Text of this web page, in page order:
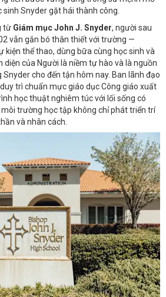
Snyder gặt hái thành công.
từ Giám mục John J. Snyder, người sau
vẫn gắn bó thân thiết với trường —
thể thao, dùng bữa cùng học sinh và
diện của Người là niềm tự hào và là nguồn
cho đến tận hôm nay. Ban lãnh đạo
trì chuẩn mực giáo dục Công giáo xuất
học thuật nghiêm túc với lối sống có
trường học tập không chỉ phát triển trí
và nhân cách.